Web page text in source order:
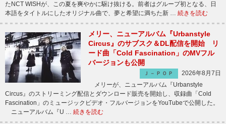
たNCT WISHが、この夏を爽やかに駆け抜ける。前者はグループ初となる、日
本語をタイトルにしたオリジナル曲で、夢と希望に満ちた新 … 続きを読む
メリー、ニューアルバム『Urbanstyle
Circus』のサブスク＆DL配信を開始 リ
ード曲「Cold Fascination」のMVフル
バージョンも公開
Ｊ－ＰＯＰ
2026年8月7日
メリーが、ニューアルバム『Urbanstyle
Circus』のストリーミング配信とダウンロード販売を開始し、収録曲「Cold
Fascination」のミュージックビデオ・フルバージョンをYouTubeで公開した。
ニューアルバム『U … 続きを読む